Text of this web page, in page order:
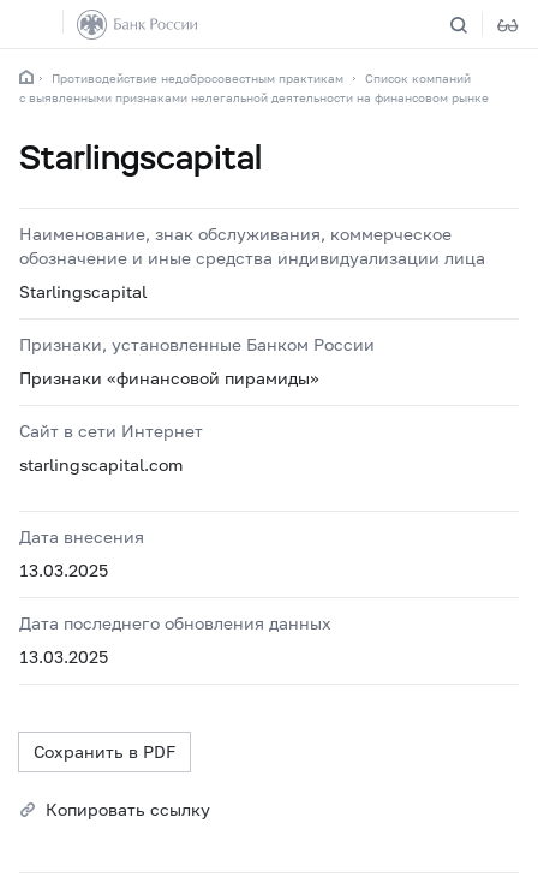
Противодействие недобросовестным практикам
Список компаний
с выявленными признаками нелегальной деятельности на финансовом рынке
Starlingscapital
Наименование, знак обслуживания, коммерческое
обозначение и иные средства индивидуализации лица
Starlingscapital
Признаки, установленные Банком России
Признаки «финансовой пирамиды»
Сайт в сети Интернет
starlingscapital.com
Дата внесения
13.03.2025
Дата последнего обновления данных
13.03.2025
Сохранить в PDF
Копировать ссылку